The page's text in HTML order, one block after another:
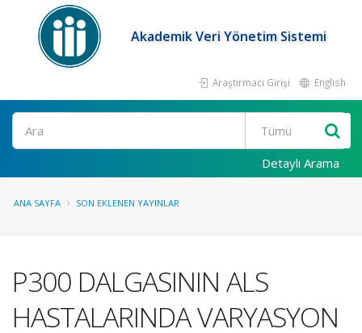
Akademik Veri Yönetim Sistemi
Araştırmacı Girişi English
Ara
Detaylı Arama
ANA SAYFA SON EKLENEN YAYINLAR
P300 DALGASININ ALS
HASTALARINDA VARYASYON